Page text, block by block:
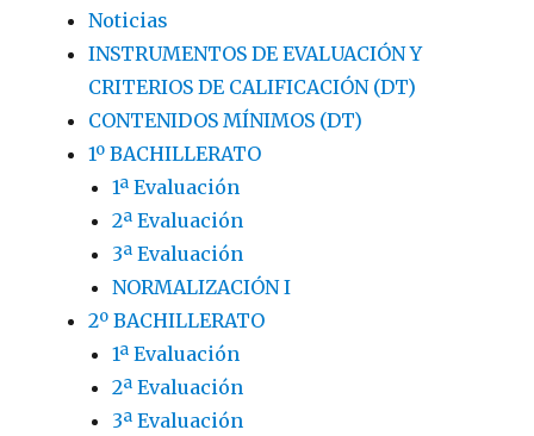
Noticias
INSTRUMENTOS DE EVALUACIÓN Y
CRITERIOS DE CALIFICACIÓN (DT)
CONTENIDOS MÍNIMOS (DT)
1º BACHILLERATO
1ª Evaluación
2ª Evaluación
3ª Evaluación
NORMALIZACIÓN I
2º BACHILLERATO
1ª Evaluación
2ª Evaluación
3ª Evaluación